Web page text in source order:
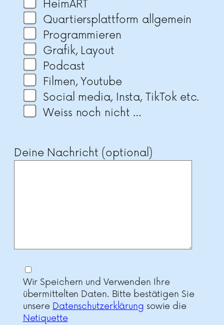
HeimART
Quartiersplattform allgemein
Programmieren
Grafik, Layout
Podcast
Filmen, Youtube
Social media, Insta, TikTok etc.
Weiss noch nicht …
Deine Nachricht (optional)
Wir Speichern und Verwenden Ihre
übermittelten Daten. Bitte bestätigen Sie
unsere Datenschutzerklärung sowie die
Netiquette